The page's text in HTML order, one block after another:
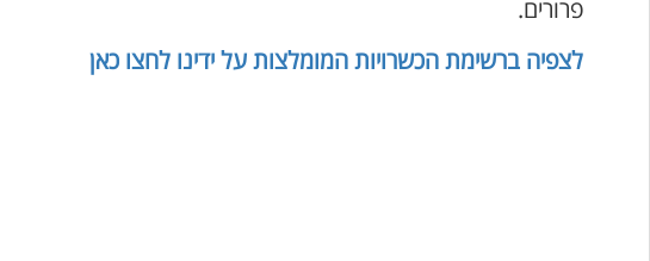
פרורים.
לצפיה ברשימת הכשרויות המומלצות על ידינו לחצו כאן